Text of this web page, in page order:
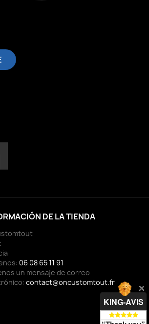
DE LA TIENDA
06 08 65 11 91
un mensaje de correo
contact@oncustomtout.fr
KING-AVIS